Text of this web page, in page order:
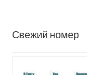
Свежий номер